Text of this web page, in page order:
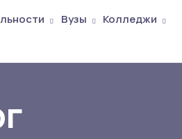
Вузы Колледжи